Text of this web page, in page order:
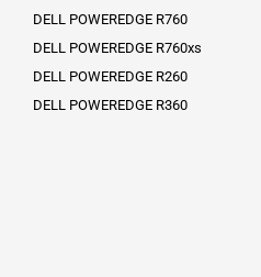
DELL POWEREDGE R760
DELL POWEREDGE R760xs
DELL POWEREDGE R260
DELL POWEREDGE R360